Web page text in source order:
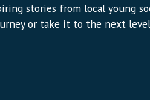
stories from local young
or take it to the next